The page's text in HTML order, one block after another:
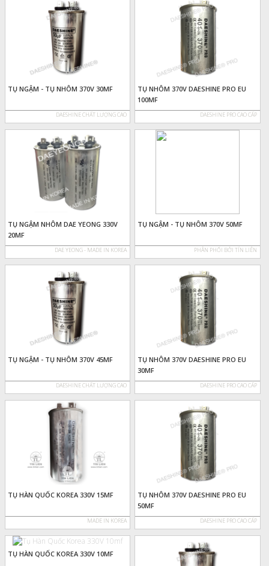
TỤ NGẬM - TỤ NHÔM 370V 30MF
DAESHINE CHẤT LƯỢNG CAO
TỤ NHÔM 370V DAESHINE PRO EU
100MF
DAESHINE PRO CAO CẤP
TỤ NGẬM NHÔM DAE YEONG 330V
20MF
DAE YEONG - MADE IN KOREA
TỤ NGẬM - TỤ NHÔM 370V 50MF
PHÂN PHỐI BỞI TÍN LIÊN
TỤ NGẬM - TỤ NHÔM 370V 45MF
DAESHINE CHẤT LƯỢNG CAO
TỤ NHÔM 370V DAESHINE PRO EU
30MF
DAESHINE PRO CAO CẤP
TỤ HÀN QUỐC KOREA 330V 15MF
MADE IN KOREA
TỤ NHÔM 370V DAESHINE PRO EU
50MF
DAESHINE PRO CAO CẤP
TỤ HÀN QUỐC KOREA 330V 10MF